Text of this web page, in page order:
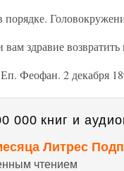
порядке.
здравие
Феофан. 2 декабря
000 книг и
Литрес
чтением